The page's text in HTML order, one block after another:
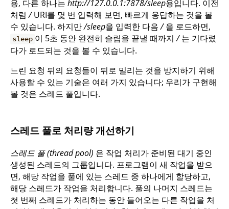
용, 다른 하나는 http://127.0.0.1:7878/sleep용입니다. 이전
처럼/URI를 몇 번 입력해 보면, 빠르게 응답하는 것을 볼
수 있습니다. 하지만/sleep을 입력한 다음/을 로드하면,
sleep 이 5초 동안 완전히 슬립을 끝낼 때까지/는 기다렸
다가 로드되는 것을 볼 수 있습니다.
느린 요청 뒤의 요청들이 뒤로 밀리는 것을 방지하기 위해
사용할 수 있는 기술은 여러 가지 있습니다; 우리가 구현해
볼 것은 스레드 풀입니다.
스레드 풀로 처리량 개선하기
스레드 풀 (thread pool) 은 작업 처리가 준비된 대기 중인
생성된 스레드의 그룹입니다. 프로그램이 새 작업을 받으
면, 해당 작업을 풀에 있는 스레드 중 하나에게 할당하고,
해당 스레드가 작업을 처리합니다. 풀의 나머지 스레드는
첫 번째 스레드가 처리하는 동안 들어오는 다른 작업을 처